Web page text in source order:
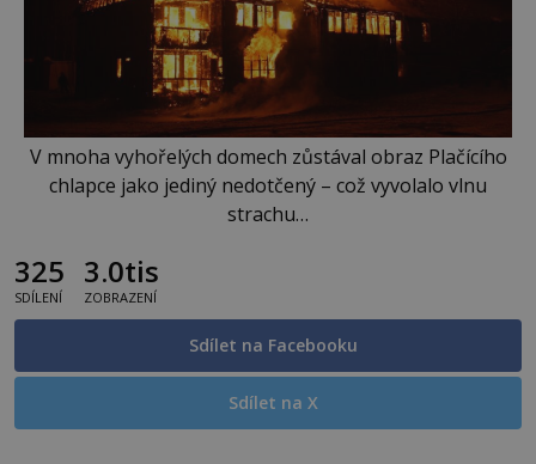
V mnoha vyhořelých domech zůstával obraz Plačícího
chlapce jako jediný nedotčený – což vyvolalo vlnu
strachu…
325
SDÍLENÍ
3.0tis
ZOBRAZENÍ
Sdílet na Facebooku
Sdílet na X